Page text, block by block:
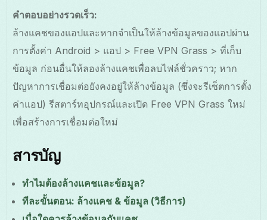
คำตอบอย่างรวดเร็ว:
ล้างแคชของแอปและหากจำเป็นให้ล้างข้อมูลของแอปผ่าน
การตั้งค่า Android > แอป > Free VPN Grass > ที่เก็บ
ข้อมูล ก่อนอื่นให้ลองล้างแคชเพื่อลบไฟล์ชั่วคราว; หาก
ปัญหาการเชื่อมต่อยังคงอยู่ให้ล้างข้อมูล (ซึ่งจะรีเซ็ตการตั้ง
ค่าแอป) รีสตาร์ทอุปกรณ์และเปิด Free VPN Grass ใหม่
เพื่อสร้างการเชื่อมต่อใหม่
สารบัญ
ทำไมต้องล้างแคชและข้อมูล?
ทีละขั้นตอน: ล้างแคช & ข้อมูล (วิธีการ)